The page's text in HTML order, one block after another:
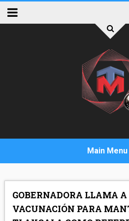
GOBERNADORA LLAMA A
VACUNACIÓN PARA